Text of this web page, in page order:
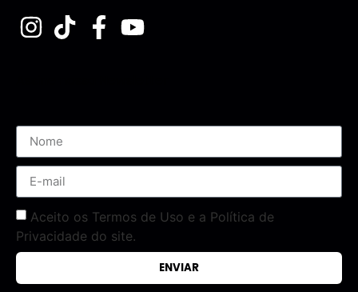
Aceito os Termos de Uso e a Política de
Privacidade do site.
ENVIAR